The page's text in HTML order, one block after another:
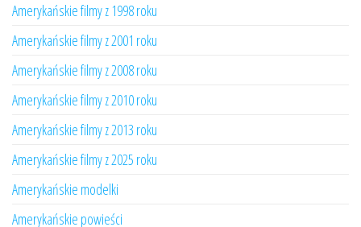
Amerykańskie filmy z 1998 roku
Amerykańskie filmy z 2001 roku
Amerykańskie filmy z 2008 roku
Amerykańskie filmy z 2010 roku
Amerykańskie filmy z 2013 roku
Amerykańskie filmy z 2025 roku
Amerykańskie modelki
Amerykańskie powieści